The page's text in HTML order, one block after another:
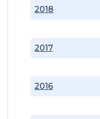
2016
2017
2018